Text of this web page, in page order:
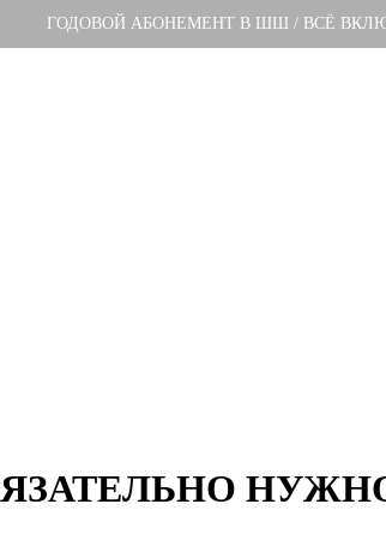
ГОДОВОЙ АБОНЕМЕНТ В ШШ / ВСЁ